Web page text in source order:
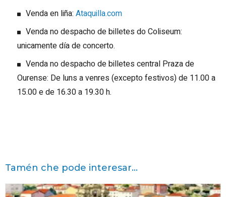
Venda en liña: Ataquilla.com
Venda no despacho de billetes do Coliseum:
unicamente día de concerto.
Venda no despacho de billetes central Praza de
Ourense: De luns a venres (excepto festivos) de 11.00 a
15.00 e de 16.30 a 19.30 h.
Tamén che pode interesar...